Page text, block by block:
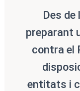
Des de
preparant
contra el
entitats i